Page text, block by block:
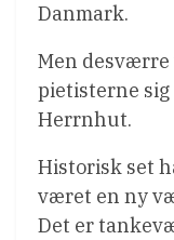
Danmark.
Men desværre
pietisterne
Herrnhut.
Historisk set
været en ny
Det er